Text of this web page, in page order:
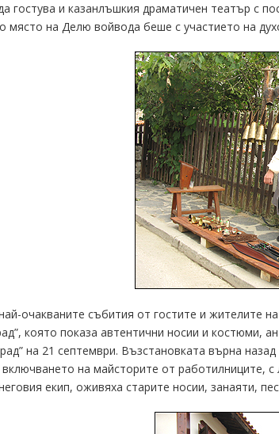
гостува и казанлъшкия драматичен театър с
място на Делю войвода беше с участието на
очакваните събития от гостите и жителите
която показа автентични носии и костюми,
на 21 септември. Възстановката върна
на майсторите от работилниците,
екип, оживяха старите носии, занаяти,